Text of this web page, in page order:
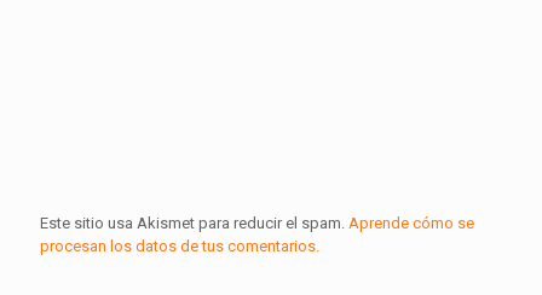
Este sitio usa Akismet para reducir el spam. Aprende cómo se
procesan los datos de tus comentarios.